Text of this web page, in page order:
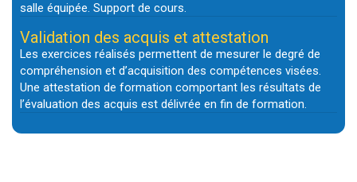
salle équipée. Support de cours.
Validation des acquis et attestation
Les exercices réalisés permettent de mesurer le degré de
compréhension et d’acquisition des compétences visées.
Une attestation de formation comportant les résultats de
l’évaluation des acquis est délivrée en fin de formation.